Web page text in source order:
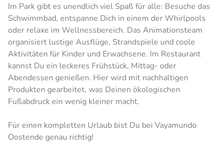
Im Park gibt es unendlich viel Spaß für alle: Besuche das
Schwimmbad, entspanne Dich in einem der Whirlpools
oder relaxe im Wellnessbereich. Das Animationsteam
organisiert lustige Ausflüge, Strandspiele und coole
Aktivitäten für Kinder und Erwachsene. Im Restaurant
kannst Du ein leckeres Frühstück, Mittag- oder
Abendessen genießen. Hier wird mit nachhaltigen
Produkten gearbeitet, was Deinen ökologischen
Fußabdruck ein wenig kleiner macht.
Für einen kompletten Urlaub bist Du bei Vayamundo
Oostende genau richtig!